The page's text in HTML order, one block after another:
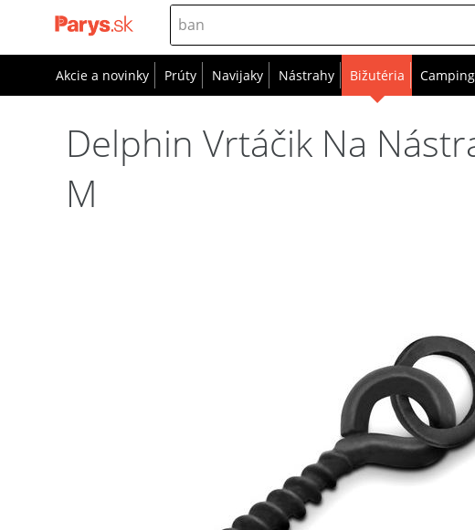
Akcie a novinky Prúty Navijaky Nástrahy Bižutéria Camping
Delphin Vrtáčik Na
M